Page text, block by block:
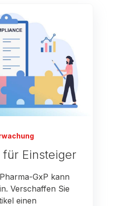
für Einsteiger
GxP kann
Verschaffen Sie
einen